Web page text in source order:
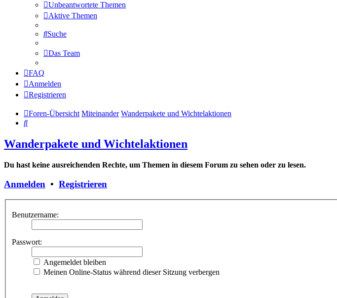
Unbeantwortete Themen
Aktive Themen
Suche
Das Team
FAQ
Anmelden
Registrieren
Foren-Übersicht Miteinander Wanderpakete und Wichtelaktionen
Suche
Wanderpakete und Wichtelaktionen
Du hast keine ausreichenden Rechte, um Themen in diesem Forum zu sehen oder zu lesen.
Anmelden • Registrieren
Benutzername:
Passwort:
Angemeldet bleiben
Meinen Online-Status während dieser Sitzung verbergen